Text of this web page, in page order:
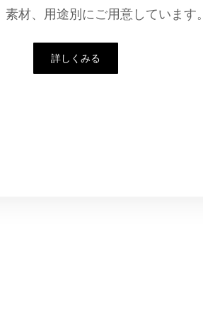
素材、用途別にご用意しています。
詳しくみる